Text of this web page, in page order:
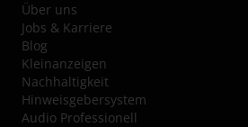
Über uns
Jobs & Karriere
Blog
Kleinanzeigen
Nachhaltigkeit
Hinweisgebersystem
Audio Professionell